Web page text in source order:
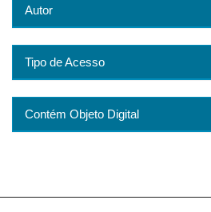
Autor
Tipo de Acesso
Contém Objeto Digital